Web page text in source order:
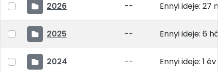
2026 -- Ennyi ideje: 27
2025 -- Ennyi ideje: 6
2024 -- Ennyi ideje: 1 év